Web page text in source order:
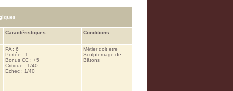
Caractéristiques : Conditions :
PA : 6
Portée : 1
Bonus CC : +5
Critique : 1/40
Echec : 1/40
Métier doit etre
Sculptemage de
Bâtons